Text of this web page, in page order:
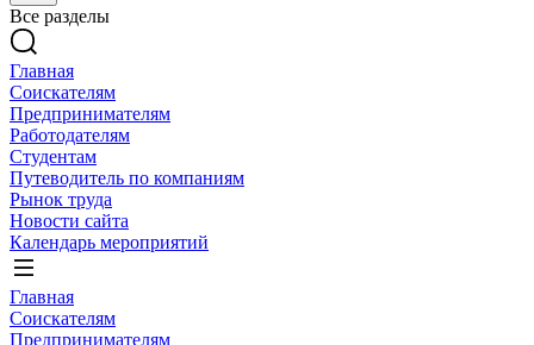
Все разделы
Главная
Соискателям
Предпринимателям
Работодателям
Студентам
Путеводитель по компаниям
Рынок труда
Новости сайта
Календарь мероприятий
Главная
Соискателям
Предпринимателям